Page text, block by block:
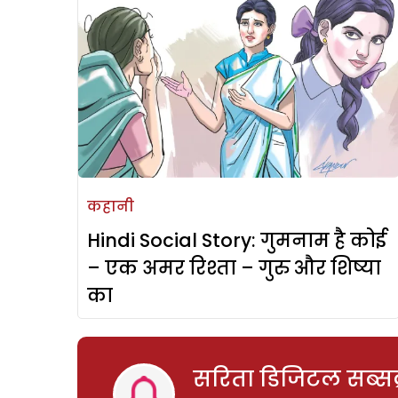
कहानी
Hindi Social Story: गुमनाम है कोई
– एक अमर रिश्ता – गुरु और शिष्या
का
सरिता डिजिटल